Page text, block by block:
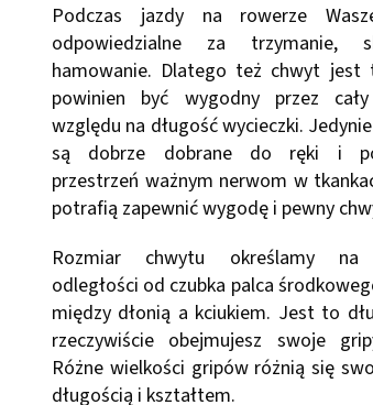
Podczas jazdy na rowerze
odpowiedzialne za trzymanie,
hamowanie. Dlatego też chwyt jest
powinien być wygodny przez
względu na długość wycieczki.
są dobrze dobrane do ręki i
przestrzeń ważnym nerwom w
potrafią zapewnić wygodę i pewny
Rozmiar chwytu określamy na
odległości od czubka palca
między dłonią a kciukiem. Jest to
rzeczywiście obejmujesz swoje
Różne wielkości gripów różnią się
długością i kształtem.